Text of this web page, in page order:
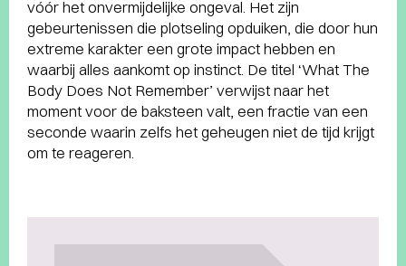
vóór het onvermijdelijke ongeval. Het zijn
gebeurtenissen die plotseling opduiken, die door hun
extreme karakter een grote impact hebben en
waarbij alles aankomt op instinct. De titel ‘What The
Body Does Not Remember’ verwijst naar het
moment voor de baksteen valt, een fractie van een
seconde waarin zelfs het geheugen niet de tijd krijgt
om te reageren.